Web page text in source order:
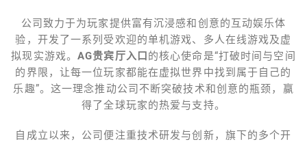
公司致力于为玩家提供富有沉浸感和创意的互动娱乐体
验，开发了一系列受欢迎的单机游戏、多人在线游戏及虚
拟现实游戏。AG贵宾厅入口的核心使命是“打破时间与空间
的界限，让每一位玩家都能在虚拟世界中找到属于自己的
乐趣”。这一理念推动公司不断突破技术和创意的瓶颈，赢
得了全球玩家的热爱与支持。
自成立以来，公司便注重技术研发与创新，旗下的多个开